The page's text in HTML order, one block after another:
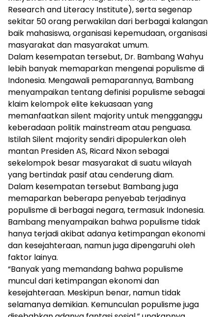
Research and Literacy Institute), serta segenap
sekitar 50 orang perwakilan dari berbagai kalangan
baik mahasiswa, organisasi kepemudaan, organisasi
masyarakat dan masyarakat umum.
Dalam kesempatan tersebut, Dr. Bambang Wahyu
lebih banyak memaparkan mengenai populisme di
Indonesia. Mengawali pemaparannya, Bambang
menyampaikan tentang definisi populisme sebagai
klaim kelompok elite kekuasaan yang
memanfaatkan silent majority untuk mengganggu
keberadaan politik mainstream atau penguasa.
Istilah Silent majority sendiri dipopulerkan oleh
mantan Presiden AS, Ricard Nixon sebagai
sekelompok besar masyarakat di suatu wilayah
yang bertindak pasif atau cenderung diam.
Dalam kesempatan tersebut Bambang juga
memaparkan beberapa penyebab terjadinya
populisme di berbagai negara, termasuk Indonesia.
Bambang menyampaikan bahwa populisme tidak
hanya terjadi akibat adanya ketimpangan ekonomi
dan kesejahteraan, namun juga dipengaruhi oleh
faktor lainya.
“Banyak yang memandang bahwa populisme
muncul dari ketimpangan ekonomi dan
kesejahteraan. Meskipun benar, namun tidak
selamanya demikian. Kemunculan populisme juga